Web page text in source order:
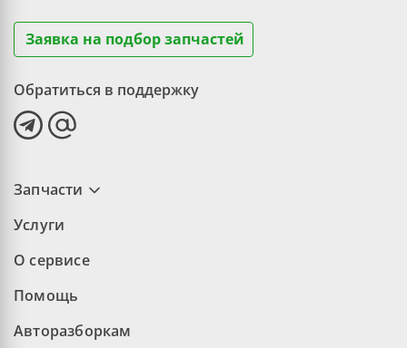
Заявка на подбор запчастей
Обратиться в поддержку
Запчасти
Услуги
О сервисе
Помощь
Авторазборкам